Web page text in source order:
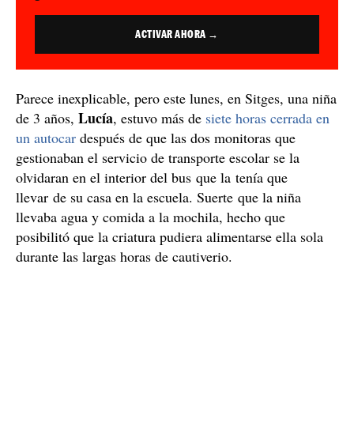
ACTIVAR AHORA →
Parece inexplicable, pero este lunes, en Sitges, una niña
de 3 años, Lucía, estuvo más de siete horas cerrada en
un autocar después de que las dos monitoras que
gestionaban el servicio de transporte escolar se la
olvidaran en el interior del bus que la tenía que
llevar de su casa en la escuela. Suerte que la niña
llevaba agua y comida a la mochila, hecho que
posibilitó que la criatura pudiera alimentarse ella sola
durante las largas horas de cautiverio.